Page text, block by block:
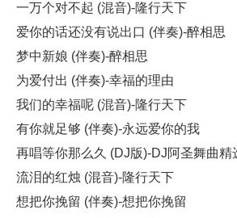
一万个对不起 (混音)-隆行天下
爱你的话还没有说出口 (伴奏)-醉相思
梦中新娘 (伴奏)-醉相思
为爱付出 (伴奏)-幸福的理由
我们的幸福呢 (混音)-隆行天下
有你就足够 (伴奏)-永远爱你的我
再唱等你那么久 (DJ版)-DJ阿圣舞曲精
流泪的红烛 (混音)-隆行天下
想把你挽留 (伴奏)-想把你挽留